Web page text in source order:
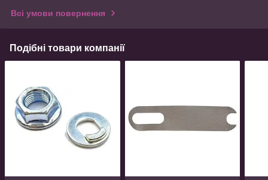
Всі умови повернення
Подібні товари компанії